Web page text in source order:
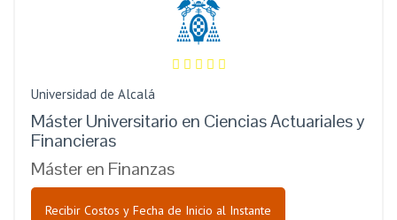
Universidad de Alcalá
Máster Universitario en Ciencias Actuariales y
Financieras
Máster en Finanzas
Recibir Costos y Fecha de Inicio al Instante